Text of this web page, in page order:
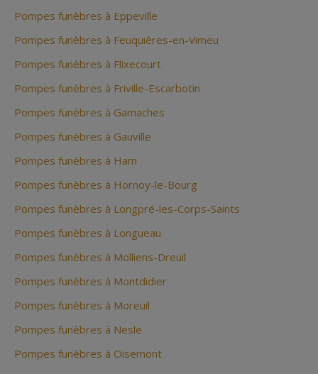
Pompes funèbres à Eppeville
Pompes funèbres à Feuquières-en-Vimeu
Pompes funèbres à Flixecourt
Pompes funèbres à Friville-Escarbotin
Pompes funèbres à Gamaches
Pompes funèbres à Gauville
Pompes funèbres à Ham
Pompes funèbres à Hornoy-le-Bourg
Pompes funèbres à Longpré-les-Corps-Saints
Pompes funèbres à Longueau
Pompes funèbres à Molliens-Dreuil
Pompes funèbres à Montdidier
Pompes funèbres à Moreuil
Pompes funèbres à Nesle
Pompes funèbres à Oisemont